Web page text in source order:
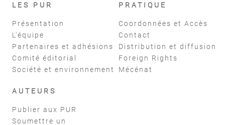
LES PUR
Présentation
L'équipe
Partenaires et adhésions
Comité éditorial
Société et environnement
PRATIQUE
Coordonnées et Accès
Contact
Distribution et diffusion
Foreign Rights
Mécénat
AUTEURS
Publier aux PUR
Soumettre un